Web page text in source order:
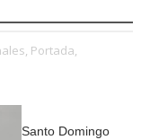
Portada,
Santo Domingo